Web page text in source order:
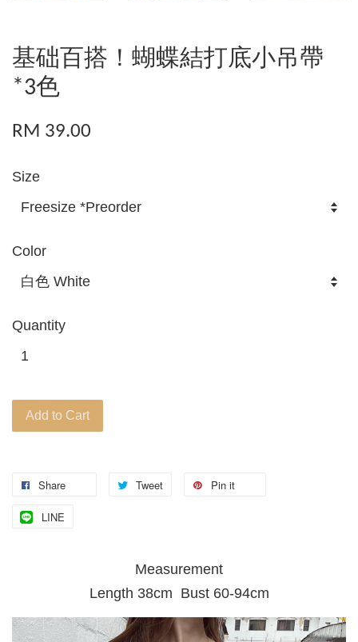
基础百搭！蝴蝶結打底小吊帶
*3色
RM 39.00
Size
Color
Quantity
Add to Cart
Share Tweet Pin it
LINE
Measurement
Length 38cm Bust 60-94cm